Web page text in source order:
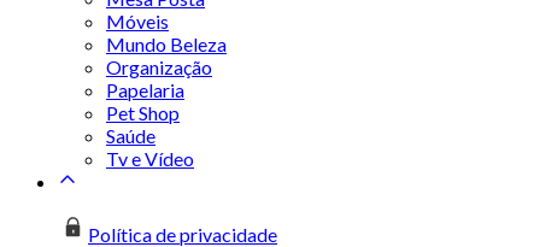
Móveis
Mundo Beleza
Organização
Papelaria
Pet Shop
Saúde
Tv e Vídeo
Política de privacidade